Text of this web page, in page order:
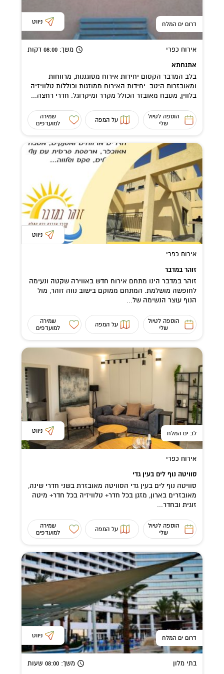
דרום ים המלח ניווט
אירוח כפרי משך: 08:00 דקות
אתנחתא
בלב המדבר הקסום יחידות אירוח מסוגננות, מרווחות
ומאובזרות היטב. יחידות האירוח ממוזגות וכוללות טלוויזיה
בלווין, מטבח מאובזר הכולל מקרר ומיקרוגל. חדרי רחצה...
הוספה לטיול
שלי
על המפה
שמירה
למועדפים
ניווט
אירוח כפרי
זוהר במדבר
זוהר במדבר הינו מתחם אירוח חדש באווירה שקטה ונעימה
לחופשה מושלמת. המתחם ממוקם בישוב נווה זוהר, מול
הנוף עוצר הנשימה של...
הוספה לטיול
שלי
על המפה
שמירה
למועדפים
לב ים המלח ניווט
אירוח כפרי
סוויטה נוף לים בעין גדי
סוויטה נוף לים בעין גדי הסוויטה מאובזרת בשני חדרי שינה,
מאובזרים בארון, מזגן בכל חדר+ טלוויזיה בכל חדר+ מיטה
זוגית ובחדר...
הוספה לטיול
שלי
על המפה
שמירה
למועדפים
דרום ים המלח ניווט
בתי מלון משך: 08:00 שעות